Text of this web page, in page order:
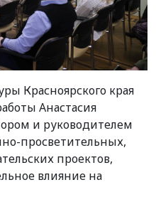
Красноярского края
Анастасия
и руководителем
просветительных,
проектов,
влияние на